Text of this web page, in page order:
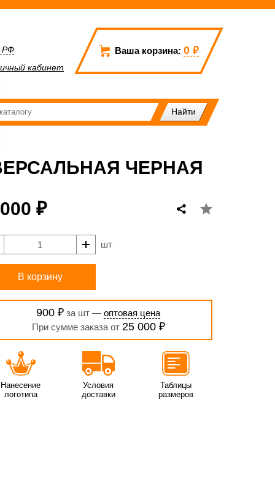
Ваша корзина: 0 ₽
РФ
кабинет
ЧЕРНАЯ
₽
шт
В корзину
900 ₽ за шт —оптовая цена
При сумме заказа от 25 000 ₽
Нанесение
логотипа
Условия
доставки
Таблицы
размеров